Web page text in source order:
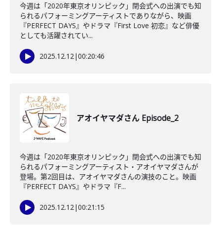
今週は「2020年東京オリンピック」閉会式への出演でも知
られるパフォーミングアーティストでありながら、映画
『PERFECT DAYS』やドラマ『First Love 初恋』など俳優
としても活躍されてい...
2025.12.12|00:20:46
アオイヤマダさん Episode_2
今週は「2020年東京オリンピック」閉会式への出演でも知
られるパフォーミングアーティスト・アオイヤマダさんが
登場。第2回目は、アオイヤマダさんの演技のこと。映画
『PERFECT DAYS』やドラマ『F...
2025.12.12|00:21:15